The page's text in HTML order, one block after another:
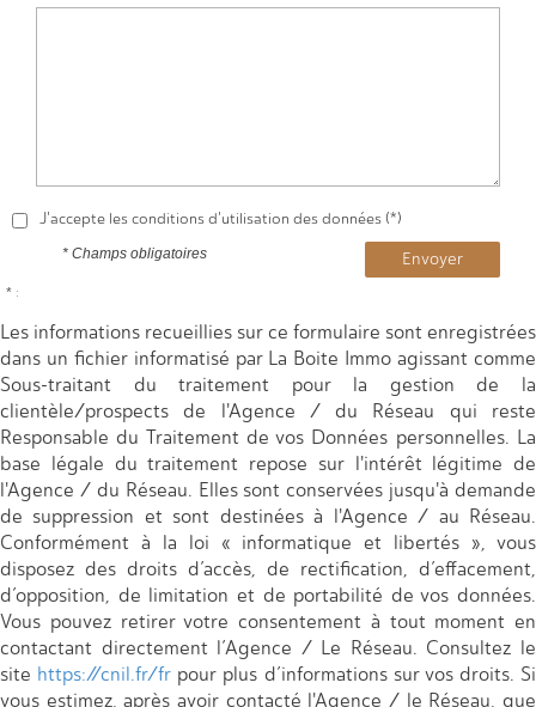
J'accepte les conditions d'utilisation des données (*)
Envoyer
* Champs obligatoires
* :
Les informations recueillies sur ce formulaire sont enregistrées
dans un fichier informatisé par La Boite Immo agissant comme
Sous-traitant du traitement pour la gestion de la
clientèle/prospects de l'Agence / du Réseau qui reste
Responsable du Traitement de vos Données personnelles. La
base légale du traitement repose sur l'intérêt légitime de
l'Agence / du Réseau. Elles sont conservées jusqu'à demande
de suppression et sont destinées à l'Agence / au Réseau.
Conformément à la loi « informatique et libertés », vous
disposez des droits d’accès, de rectification, d’effacement,
d’opposition, de limitation et de portabilité de vos données.
Vous pouvez retirer votre consentement à tout moment en
contactant directement l’Agence / Le Réseau. Consultez le
site https://cnil.fr/fr pour plus d’informations sur vos droits. Si
vous estimez, après avoir contacté l'Agence / le Réseau, que